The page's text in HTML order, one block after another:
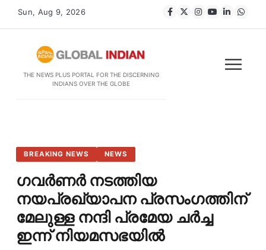
Sun, Aug 9, 2026
THE NEWS PLUS PORTAL FOR THE DISCERNING
INDIANS OVER THE GLOBE
BREAKING NEWS NEWS
ഗവർണർ നടത്തിയ
നയപ്രഖ്യാപന പ്രസംഗത്തിന്
മേലുള്ള നന്ദി പ്രമേയ ചർച്ച
ഇന്ന് നിയമസഭയിൽ